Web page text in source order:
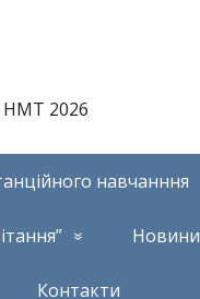
НМТ 2026
навчанння
Новини
Контакти